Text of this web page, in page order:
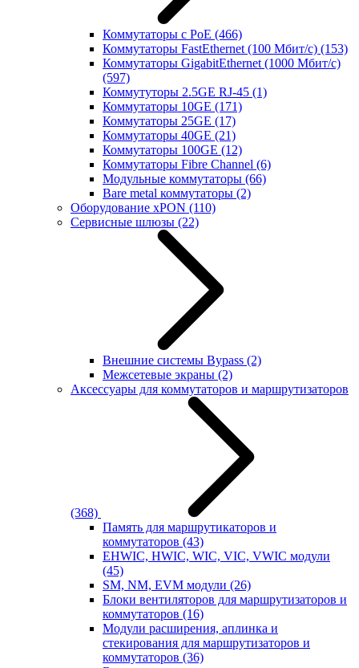
Коммутаторы с PoE (466)
Коммутаторы FastEthernet (100 Мбит/с) (153)
Коммутаторы GigabitEthernet (1000 Мбит/с)
(597)
Коммутуторы 2.5GE RJ-45 (1)
Коммутаторы 10GE (171)
Коммутаторы 25GE (17)
Коммутаторы 40GE (21)
Коммутаторы 100GE (12)
Коммутаторы Fibre Channel (6)
Модульные коммутаторы (66)
Bare metal коммутаторы (2)
Оборудование xPON (110)
Сервисные шлюзы (22)
Внешние системы Bypass (2)
Межсетевые экраны (2)
Аксессуары для коммутаторов и маршрутизаторов
(368)
Память для маршрутикаторов и
коммутаторов (43)
EHWIC, HWIC, WIC, VIC, VWIC модули
(45)
SM, NM, EVM модули (26)
Блоки вентиляторов для маршрутизаторов и
коммутаторов (16)
Модули расширения, аплинка и
стекирования для маршрутизаторов и
коммутаторов (36)